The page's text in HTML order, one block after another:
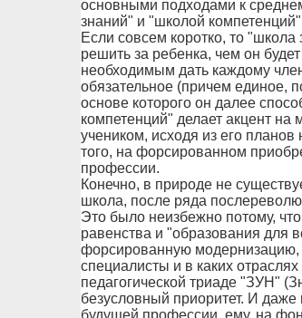
основными подходами к
знаний" и "школой
Если совсем коротко, то "школа
решить за ребенка, чем он
необходимым дать каждому
обязательное (причем единое,
основе которого он далее
компетенций" делает акцент
учеником, исходя из его
того, на форсированном
профессии.
Конечно, в природе не
школа, после ряда
Это было неизбежно потому,
равенства и "образования для
форсированную модернизацию,
специалисты и в каких
педагогической триаде "ЗУН"
безусловный приоритет. И
будущей профессии, ему, на